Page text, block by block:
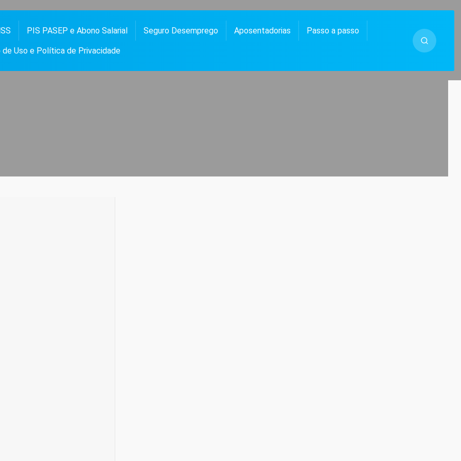
ABONO SALARIAL, FGTS, SEGURO DESEMPREGO, BOLSA FAMÍLIA, NOTÍCIAS E MUITO MAIS.
PIS PASEP e Abono Salarial Seguro Desemprego Aposentadorias Passo a passo
de Uso e Política de Privacidade